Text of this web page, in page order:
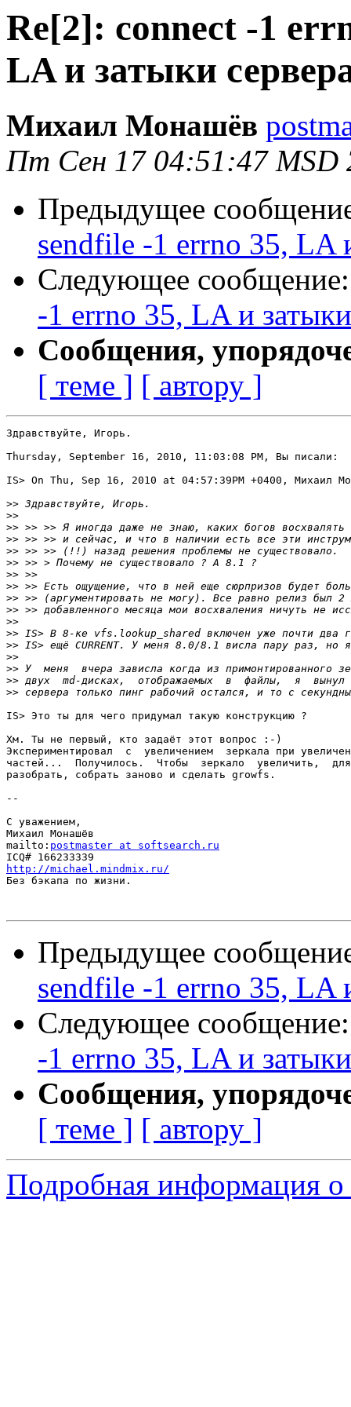
Re[2]: connect -1
LA и затыки
Михаил Монашёв
Пт Сен 17 04:51:47 MSD
Предыдущее
sendfile -1 errno 35, LA
Следующее
-1 errno 35, LA и
Сообщения,
[ теме ] [ автору ]
Здравствуйте, Игорь.
Thursday, September 16, 2010, 11:03:08 PM, Вы писали:
IS> On Thu, Sep 16, 2010 at 04:57:39PM +0400, Михаил
>>
>>
>>
>>
>>
>>
>>
>>
>>
>>
>>
>>
>>
>>
>>
>>
>>
IS> Это ты для чего придумал такую конструкцию ?
Хм. Ты не первый, кто задаёт этот вопрос :-)
Экспериментировал  с  увеличением  зеркала при
частей...  Получилось.  Чтобы  зеркало  увеличить,
разобрать, собрать заново и сделать growfs.
--
С уважением,
Михаил Монашёв
mailto: postmaster at softsearch.ru
http://michael.mindmix.ru/
Без бэкапа по жизни.
Предыдущее
sendfile -1 errno 35, LA
Следующее
-1 errno 35, LA и
Сообщения,
[ теме ] [ автору ]
Подробная информация